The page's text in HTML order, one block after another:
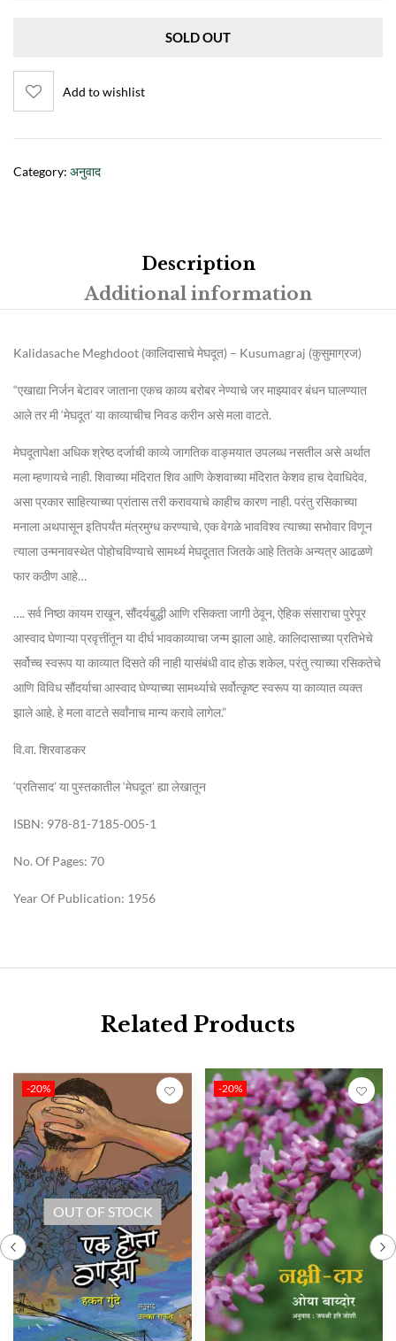
SOLD OUT
Add to wishlist
Category: अनुवाद
Description
Additional information
Kalidasache Meghdoot (कालिदासाचे मेघदूत) – Kusumagraj (कुसुमाग्रज)
“एखाद्या निर्जन बेटावर जाताना एकच काव्य बरोबर नेण्याचे जर माझ्यावर बंधन घालण्यात
आले तर मी ‘मेघदूत’ या काव्याचीच निवड करीन असे मला वाटते.
मेघदूतापेक्षा अधिक श्रेष्ठ दर्जाची काव्ये जागतिक वाङ्मयात उपलब्ध नसतील असे अर्थात
मला म्हणायचे नाही. शिवाच्या मंदिरात शिव आणि केशवाच्या मंदिरात केशव हाच देवाधिदेव,
असा प्रकार साहित्याच्या प्रांतास तरी करावयाचे काहीच कारण नाही. परंतु रसिकाच्या
मनाला अथपासून इतिपर्यंत मंत्रमुग्ध करण्याचे, एक वेगळे भावविश्व त्याच्या सभोवार विणून
त्याला उन्मनावस्थेत पोहोचविण्याचे सामर्थ्य मेघदूतात जितके आहे तितके अन्यत्र आढळणे
फार कठीण आहे…
…. सर्व निष्ठा कायम राखून, सौंदर्यबुद्धी आणि रसिकता जागी ठेवून, ऐहिक संसाराचा पुरेपूर
आस्वाद घेणाऱ्या प्रवृत्तींतून या दीर्घ भावकाव्याचा जन्म झाला आहे. कालिदासाच्या प्रतिभेचे
सर्वोच्च स्वरूप या काव्यात दिसते की नाही यासंबंधी वाद होऊ शकेल, परंतु त्याच्या रसिकतेचे
आणि विविध सौंदर्याचा आस्वाद घेण्याच्या सामर्थ्याचे सर्वोत्कृष्ट स्वरूप या काव्यात व्यक्त
झाले आहे. हे मला वाटते सर्वांनाच मान्य करावे लागेल.”
वि.वा. शिरवाडकर
‘प्रतिसाद’ या पुस्तकातील ‘मेघदूत’ ह्या लेखातून
ISBN: 978-81-7185-005-1
No. Of Pages: 70
Year Of Publication: 1956
Related Products
-20%
OUT OF STOCK
-20%